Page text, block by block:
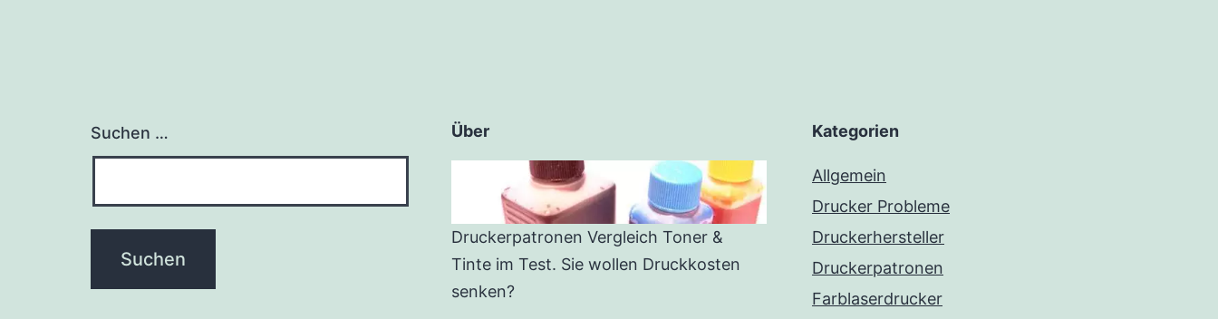
Suchen … Über
Druckerpatronen Vergleich Toner &
Tinte im Test. Sie wollen Druckkosten
senken?
Kategorien
Allgemein
Drucker Probleme
Druckerhersteller
Druckerpatronen
Farblaserdrucker